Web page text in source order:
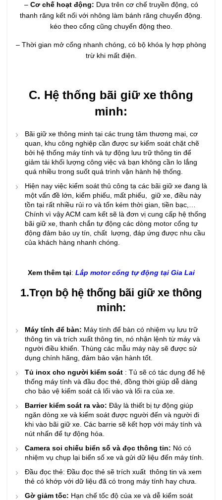
– Cơ chế hoạt động: Dựa trên cơ chế truyền động, có
thanh răng kết nối với nhông làm bánh răng chuyển động.
kéo theo cổng cũng chuyển động theo.
– Thời gian mở cổng nhanh chóng, có bộ khóa ly hợp phòng
trừ khi mất điện.
C. Hệ thống bãi giữ xe thông
minh:
Bãi giữ xe thông minh tại các trung tâm thương mại, cơ
quan, khu công nghiệp cần được sự kiểm soát chặt chẽ
bởi hệ thống máy tính và tự động lưu trữ thông tin để
giảm tải khối lượng công việc và bạn không cần lo lắng
quá nhiều trong suốt quá trình vận hành hệ thống.
Hiện nay việc kiểm soát thủ công tạ các bãi giữ xe đang là
một vấn đề lớn, kiểm phiếu, mất phiếu, giữ xe, điều này
tồn tại rất nhiều rủi ro và tốn kém thời gian, tiền bạc,…
Chính vì vậy ACM cam kết sẽ là đơn vị cung cấp hệ thống
bãi giữ xe, thanh chắn tự động các dòng motor cổng tự
động đảm bảo uy tín, chất lượng, đáp ứng được nhu cầu
của khách hàng nhanh chóng.
Xem thêm tại: Lắp motor cổng tự động tại Gia Lai
1.Trọn bộ hệ thống bãi giữ xe thông
minh:
Máy tính để bàn: Máy tính để bàn có nhiệm vụ lưu trữ
thông tin và trích xuất thông tin, nó nhận lệnh từ máy và
người điều khiển. Thùng các mẫu máy này sẽ được sử
dụng chính hãng, đảm bảo vận hành tốt.
Tủ inox cho người kiểm soát : Tủ sẽ có tác dụng để hệ
thống máy tính và đầu đọc thẻ, đồng thời giúp dễ dàng
cho bảo vệ kiểm soát cả lối vào và lối ra của xe.
Barrier kiểm soát ra vào: Đây là thiết bị tự động giúp
ngăn dòng xe và kiểm soát được người đến và người đi
khi vào bãi giữ xe. Các barrie sẽ kết hợp với máy tính và
nút nhấn để tự động hóa.
Camera soi chiếu biển số và đọc thông tin: Nó có
nhiệm vụ chụp lại biển số xe và gửi dữ liệu đến máy tính.
Đầu đọc thẻ: Đầu đọc thẻ sẽ trích xuất thông tin và xem
thẻ có khớp với dữ liệu đã có trong máy tính hay chưa.
Gờ giảm tốc: Hạn chế tốc độ của xe và dễ kiểm soát